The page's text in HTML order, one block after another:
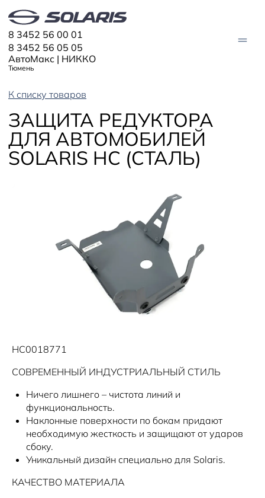
АвтоМакс | НИККО
Тюмень
8 3452 56 00 01
8 3452 56 05 05
АВТО В НАЛИЧИИ
МОДЕЛИ
Solaris HC
Solaris KRX
ЦИФРОВОЙ АВТОМОБИЛЬ
Трейд-ин
Корпоративным клиентам
Оригинальные аксессуары
Тест-драйв
Solaris Страхование
Solaris Забота
Плати частями
СЕРВИС
Запасные части
Запись на сервис
Руководства
Помощь на дорогах
О ДИЛЕРЕ
Контакты
Информация о дилере
Новости
К списку товаров
ЗАЩИТА РЕДУКТОРА
ДЛЯ АВТОМОБИЛЕЙ
SOLARIS HC (СТАЛЬ)
HC0018771
СОВРЕМЕННЫЙ ИНДУСТРИАЛЬНЫЙ СТИЛЬ
Ничего лишнего – чистота линий и
функциональность.
Наклонные поверхности по бокам придают
необходимую жесткость и защищают от ударов
сбоку.
Уникальный дизайн специально для Solaris.
КАЧЕСТВО МАТЕРИАЛА